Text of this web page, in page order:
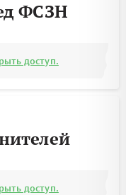
ФСЗН
доступ.
доступ.